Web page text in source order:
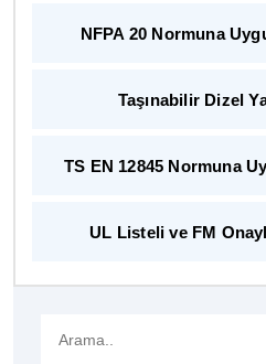
NFPA 20 Normuna
Taşınabilir Dizel
TS EN 12845 Normuna
UL Listeli ve FM